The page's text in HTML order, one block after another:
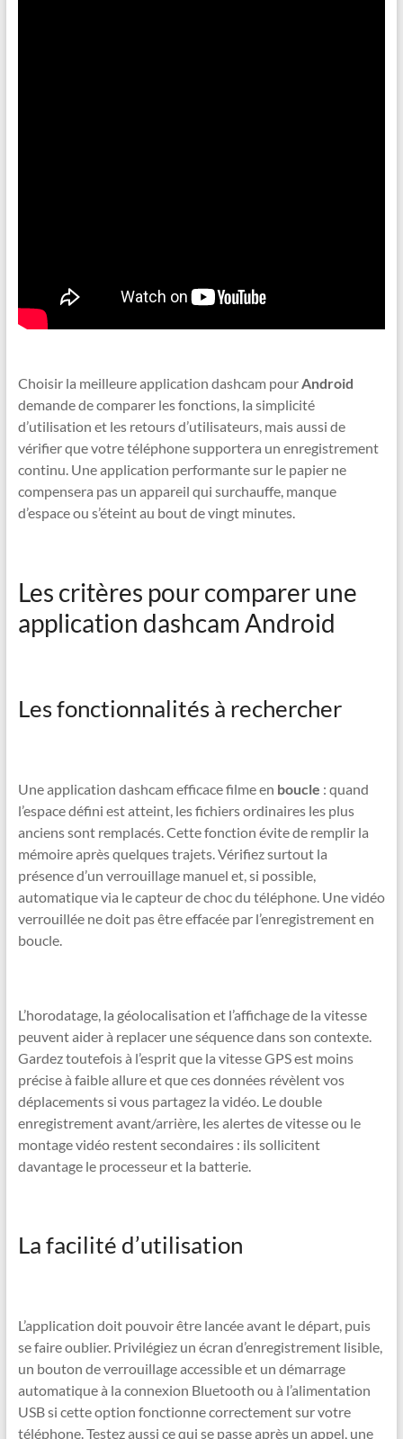
Choisir la meilleure application dashcam pourAndroid
demande de comparer les fonctions, la simplicité
d’utilisation et les retours d’utilisateurs, mais aussi de
vérifier que votre téléphone supportera un enregistrement
continu. Une application performante sur le papier ne
compensera pas un appareil qui surchauffe, manque
d’espace ou s’éteint au bout de vingt minutes.
Les critères pour comparer une
application dashcam Android
Les fonctionnalités à rechercher
Une application dashcam efficace filme en boucle : quand
l’espace défini est atteint, les fichiers ordinaires les plus
anciens sont remplacés. Cette fonction évite de remplir la
mémoire après quelques trajets. Vérifiez surtout la
présence d’un verrouillage manuel et, si possible,
automatique via le capteur de choc du téléphone. Une vidéo
verrouillée ne doit pas être effacée par l’enregistrement en
boucle.
L’horodatage, la géolocalisation et l’affichage de la vitesse
peuvent aider à replacer une séquence dans son contexte.
Gardez toutefois à l’esprit que la vitesse GPS est moins
précise à faible allure et que ces données révèlent vos
déplacements si vous partagez la vidéo. Le double
enregistrement avant/arrière, les alertes de vitesse ou le
montage vidéo restent secondaires : ils sollicitent
davantage le processeur et la batterie.
La facilité d’utilisation
L’application doit pouvoir être lancée avant le départ, puis
se faire oublier. Privilégiez un écran d’enregistrement lisible,
un bouton de verrouillage accessible et un démarrage
automatique à la connexion Bluetooth ou à l’alimentation
USB si cette option fonctionne correctement sur votre
téléphone. Testez aussi ce qui se passe après un appel, une